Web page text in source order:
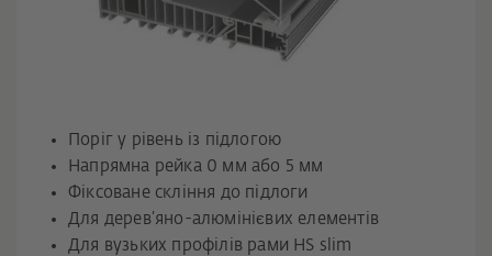
Поріг у рівень із підлогою
Напрямна рейка 0 мм або 5 мм
Фіксоване скління до підлоги
Для дерев’яно-алюмінієвих елементів
Для вузьких профілів рами HS slim